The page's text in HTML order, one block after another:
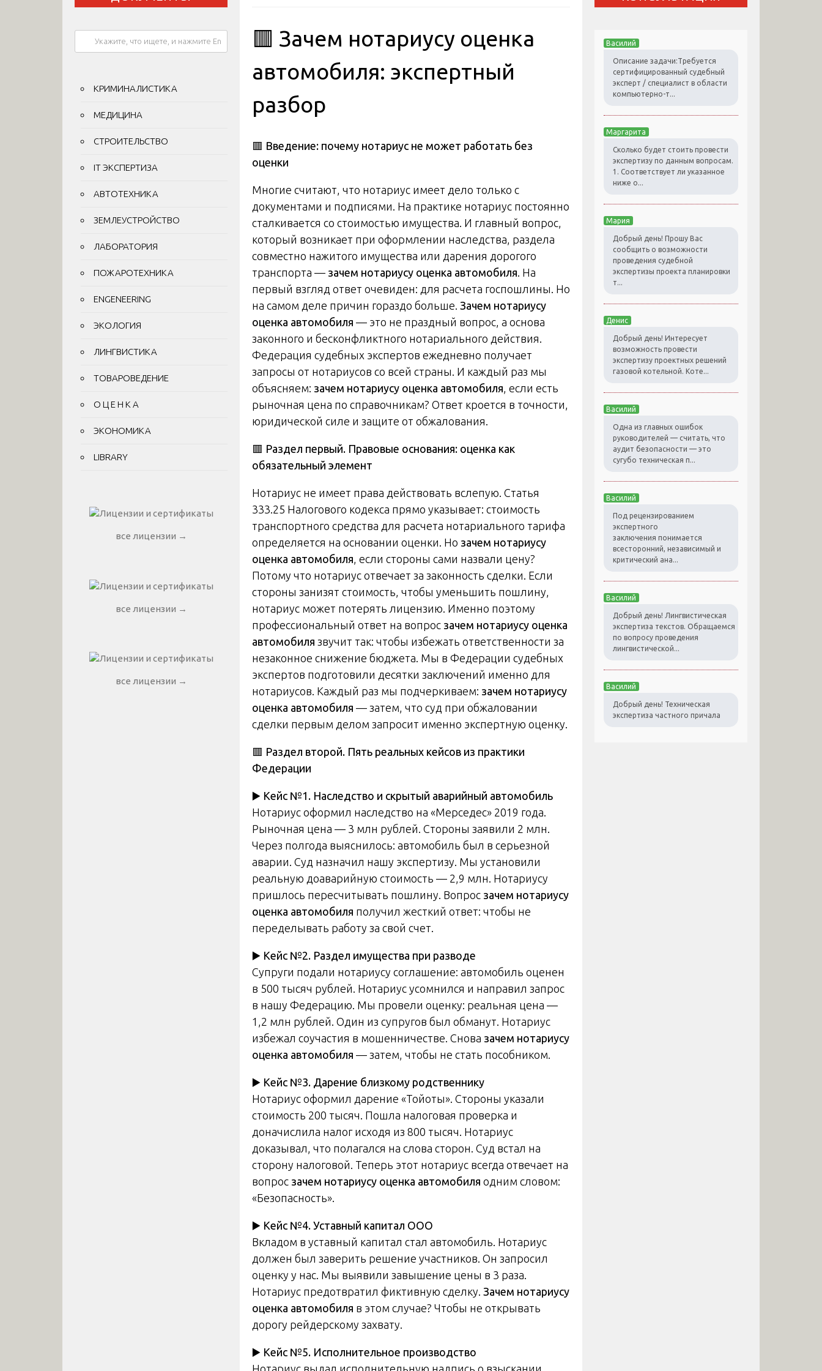
🟥 Зачем нотариусу оценка
автомобиля: экспертный
разбор
🟥 Введение: почему нотариус не может работать без
оценки
Многие считают, что нотариус имеет дело только с
документами и подписями. На практике нотариус постоянно
сталкивается со стоимостью имущества. И главный вопрос,
который возникает при оформлении наследства, раздела
совместно нажитого имущества или дарения дорогого
транспорта — зачем нотариусу оценка автомобиля . На
первый взгляд ответ очевиден: для расчета госпошлины. Но
на самом деле причин гораздо больше. Зачем нотариусу
оценка автомобиля — это не праздный вопрос, а основа
законного и бесконфликтного нотариального действия.
Федерация судебных экспертов ежедневно получает
запросы от нотариусов со всей страны. И каждый раз мы
объясняем: зачем нотариусу оценка автомобиля , если есть
рыночная цена по справочникам? Ответ кроется в точности,
юридической силе и защите от обжалования.
🟥 Раздел первый. Правовые основания: оценка как
обязательный элемент
Нотариус не имеет права действовать вслепую. Статья
333.25 Налогового кодекса прямо указывает: стоимость
транспортного средства для расчета нотариального тарифа
определяется на основании оценки. Но зачем нотариусу
оценка автомобиля , если стороны сами назвали цену?
Потому что нотариус отвечает за законность сделки. Если
стороны занизят стоимость, чтобы уменьшить пошлину,
нотариус может потерять лицензию. Именно поэтому
профессиональный ответ на вопрос зачем нотариусу оценка
автомобиля звучит так: чтобы избежать ответственности за
незаконное снижение бюджета. Мы в Федерации судебных
экспертов подготовили десятки заключений именно для
нотариусов. Каждый раз мы подчеркиваем: зачем нотариусу
оценка автомобиля — затем, что суд при обжаловании
сделки первым делом запросит именно экспертную оценку.
🟥 Раздел второй. Пять реальных кейсов из практики
Федерации
▶️ Кейс №1. Наследство и скрытый аварийный автомобиль
Нотариус оформил наследство на «Мерседес» 2019 года.
Рыночная цена — 3 млн рублей. Стороны заявили 2 млн.
Через полгода выяснилось: автомобиль был в серьезной
аварии. Суд назначил нашу экспертизу. Мы установили
реальную доаварийную стоимость — 2,9 млн. Нотариусу
пришлось пересчитывать пошлину. Вопрос зачем нотариусу
оценка автомобиля получил жесткий ответ: чтобы не
переделывать работу за свой счет.
▶️ Кейс №2. Раздел имущества при разводе
Супруги подали нотариусу соглашение: автомобиль оценен
в 500 тысяч рублей. Нотариус усомнился и направил запрос
в нашу Федерацию. Мы провели оценку: реальная цена —
1,2 млн рублей. Один из супругов был обманут. Нотариус
избежал соучастия в мошенничестве. Снова зачем нотариусу
оценка автомобиля — затем, чтобы не стать пособником.
▶️ Кейс №3. Дарение близкому родственнику
Нотариус оформил дарение «Тойоты». Стороны указали
стоимость 200 тысяч. Пошла налоговая проверка и
доначислила налог исходя из 800 тысяч. Нотариус
доказывал, что полагался на слова сторон. Суд встал на
сторону налоговой. Теперь этот нотариус всегда отвечает на
вопрос зачем нотариусу оценка автомобиля одним словом:
«Безопасность».
▶️ Кейс №4. Уставный капитал ООО
Вкладом в уставный капитал стал автомобиль. Нотариус
должен был заверить решение участников. Он запросил
оценку у нас. Мы выявили завышение цены в 3 раза.
Нотариус предотвратил фиктивную сделку. Зачем нотариусу
оценка автомобиля в этом случае? Чтобы не открывать
дорогу рейдерскому захвату.
▶️ Кейс №5. Исполнительное производство
Нотариус выдал исполнительную надпись о взыскании
КРИМИНАЛИСТИКА
МЕДИЦИНА
СТРОИТЕЛЬСТВО
IT ЭКСПЕРТИЗА
АВТОТЕХНИКА
ЗЕМЛЕУСТРОЙСТВО
ЛАБОРАТОРИЯ
ПОЖАРОТЕХНИКА
ENGENEERING
ЭКОЛОГИЯ
ЛИНГВИСТИКА
ТОВАРОВЕДЕНИЕ
О Ц Е Н К А
ЭКОНОМИКА
LIBRARY
все лицензии →
все лицензии →
все лицензии →
Василий
Описание задачи:Требуется
сертифицированный судебный
эксперт / специалист в области
компьютерно-т...
Маргарита
Сколько будет стоить провести
экспертизу по данным вопросам.
1. Соответствует ли указанное
ниже о...
Мария
Добрый день! Прошу Вас
сообщить о возможности
проведения судебной
экспертизы проекта планировки
т...
Денис
Добрый день! Интересует
возможность провести
экспертизу проектных решений
газовой котельной. Коте...
Василий
Одна из главных ошибок
руководителей — считать, что
аудит безопасности — это
сугубо техническая п...
Василий
Под рецензированием
экспертного
заключения понимается
всесторонний, независимый и
критический ана...
Василий
Добрый день! Лингвистическая
экспертиза текстов. Обращаемся
по вопросу проведения
лингвистической...
Василий
Добрый день! Техническая
экспертиза частного причала